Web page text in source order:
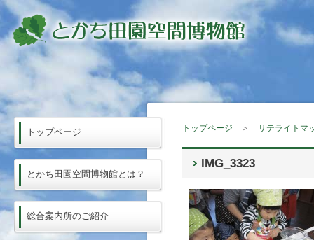
トップページ ＞ サテライトマ
IMG_3323
トップページ
とかち田園空間博物館とは？
総合案内所のご紹介